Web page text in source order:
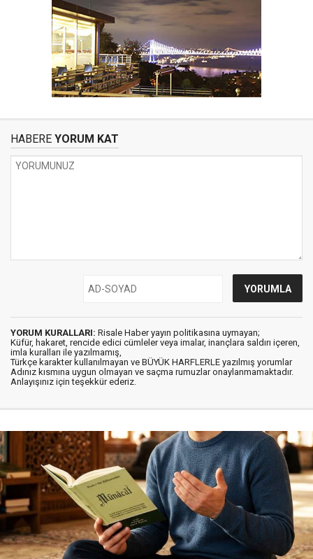
HABERE YORUM KAT
YORUM KURALLARI: Risale Haber yayın politikasına uymayan;
Küfür, hakaret, rencide edici cümleler veya imalar, inançlara saldırı içeren,
imla kuralları ile yazılmamış,
Türkçe karakter kullanılmayan ve BÜYÜK HARFLERLE yazılmış yorumlar
Adınız kısmına uygun olmayan ve saçma rumuzlar onaylanmamaktadır.
Anlayışınız için teşekkür ederiz.